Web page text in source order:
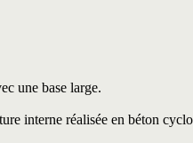
une base large.
interne réalisée en béton